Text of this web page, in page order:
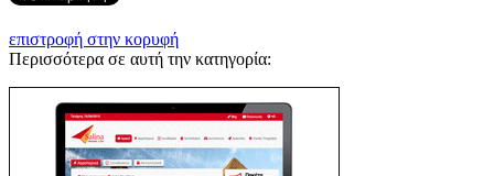
επιστροφή στην κορυφή
Περισσότερα σε αυτή την κατηγορία: